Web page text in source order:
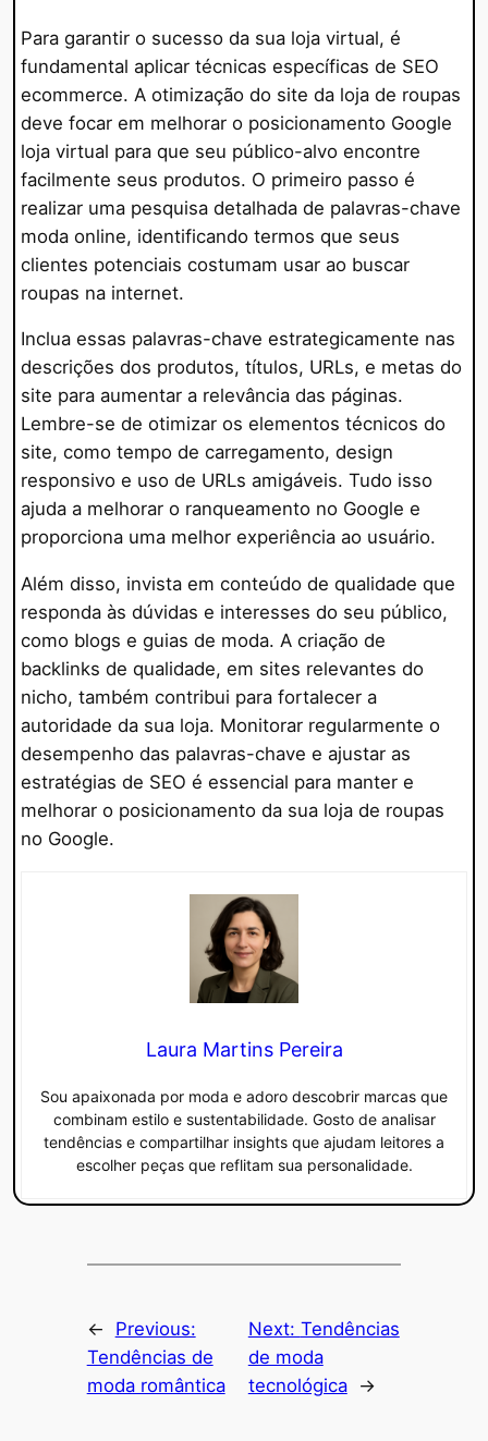
Para garantir o sucesso da sua loja virtual, é
fundamental aplicar técnicas específicas de SEO
ecommerce. A otimização do site da loja de roupas
deve focar em melhorar o posicionamento Google
loja virtual para que seu público-alvo encontre
facilmente seus produtos. O primeiro passo é
realizar uma pesquisa detalhada de palavras-chave
moda online, identificando termos que seus
clientes potenciais costumam usar ao buscar
roupas na internet.
Inclua essas palavras-chave estrategicamente nas
descrições dos produtos, títulos, URLs, e metas do
site para aumentar a relevância das páginas.
Lembre-se de otimizar os elementos técnicos do
site, como tempo de carregamento, design
responsivo e uso de URLs amigáveis. Tudo isso
ajuda a melhorar o ranqueamento no Google e
proporciona uma melhor experiência ao usuário.
Além disso, invista em conteúdo de qualidade que
responda às dúvidas e interesses do seu público,
como blogs e guias de moda. A criação de
backlinks de qualidade, em sites relevantes do
nicho, também contribui para fortalecer a
autoridade da sua loja. Monitorar regularmente o
desempenho das palavras-chave e ajustar as
estratégias de SEO é essencial para manter e
melhorar o posicionamento da sua loja de roupas
no Google.
Laura Martins Pereira
Sou apaixonada por moda e adoro descobrir marcas que
combinam estilo e sustentabilidade. Gosto de analisar
tendências e compartilhar insights que ajudam leitores a
escolher peças que reflitam sua personalidade.
←
Previous:
Tendências de
moda romântica
Next: Tendências
de moda
tecnológica
→